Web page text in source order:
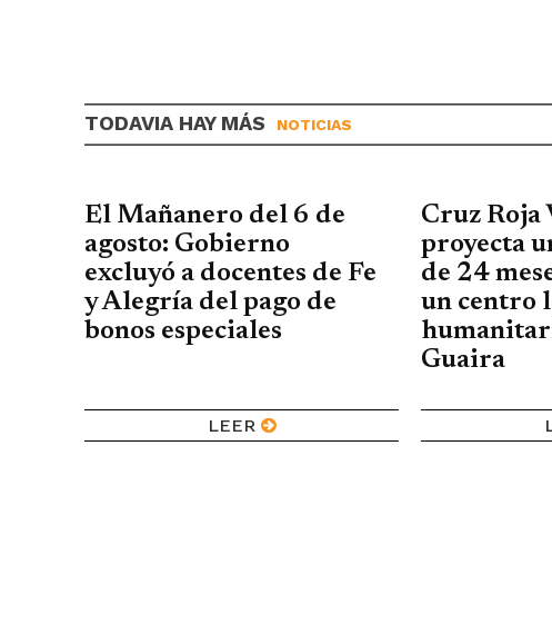
TODAVIA HAY MÁS NOTICIAS
El Mañanero del 6 de
agosto: Gobierno
excluyó a docentes de Fe
y Alegría del pago de
bonos especiales
LEER
Cruz Roja
proyecta
de 24
un centro
Guaira